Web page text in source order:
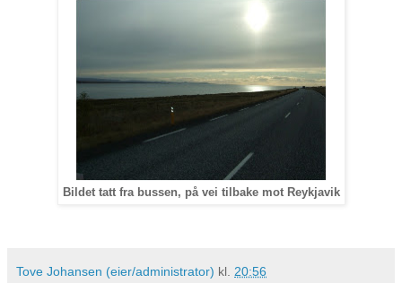
Bildet tatt fra bussen, på vei tilbake mot Reykjavik
Tove Johansen (eier/administrator) kl. 20:56